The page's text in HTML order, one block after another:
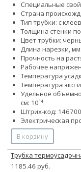
Специальные
Страна
Тип трубки: с
Толщина стенки
Цвет трубки:
Длина нарезки,
Прочность на
Рабочее
Температура
Температура
Удельное
см: 10¹⁴
Штрих-код:
Электрическая
В корзину
Трубка
1185.46 руб.